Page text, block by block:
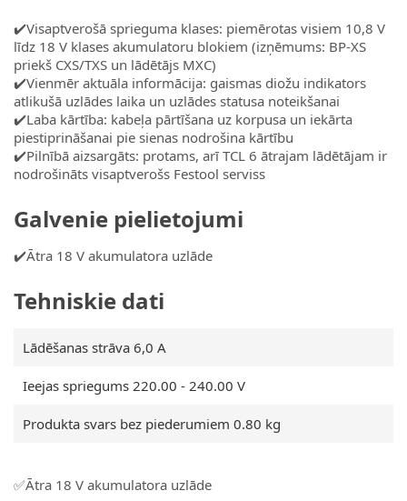
✔️Visaptverošā sprieguma klases: piemērotas visiem 10,8 V
līdz 18 V klases akumulatoru blokiem (izņēmums: BP-XS
priekš CXS/TXS un lādētājs MXC)
✔️Vienmēr aktuāla informācija: gaismas diožu indikators
atlikušā uzlādes laika un uzlādes statusa noteikšanai
✔️Laba kārtība: kabeļa pārtīšana uz korpusa un iekārta
piestiprināšanai pie sienas nodrošina kārtību
✔️Pilnībā aizsargāts: protams, arī TCL 6 ātrajam lādētājam ir
nodrošināts visaptverošs Festool serviss
Galvenie pielietojumi
✔️Ātra 18 V akumulatora uzlāde
Tehniskie dati
Lādēšanas strāva 6,0 A
Ieejas spriegums 220.00 - 240.00 V
Produkta svars bez piederumiem 0.80 kg
✅Ātra 18 V akumulatora uzlāde